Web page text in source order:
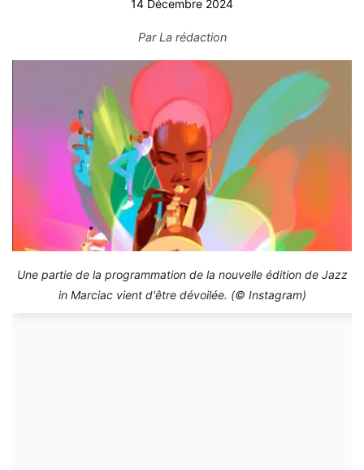
14 Décembre 2024
ParLa rédaction
Une partie de la programmation de la nouvelle édition de Jazz
in Marciac vient d'être dévoilée. (© Instagram)